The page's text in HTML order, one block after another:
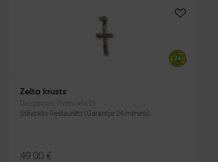
Zelta krusts
Daugavpils, Aveņu iela 26
Stāvoklis Restaurēts (Garantija 24 mēneši)
49.00 €